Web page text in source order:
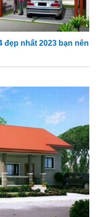
đẹp nhất 2023 bạn nên